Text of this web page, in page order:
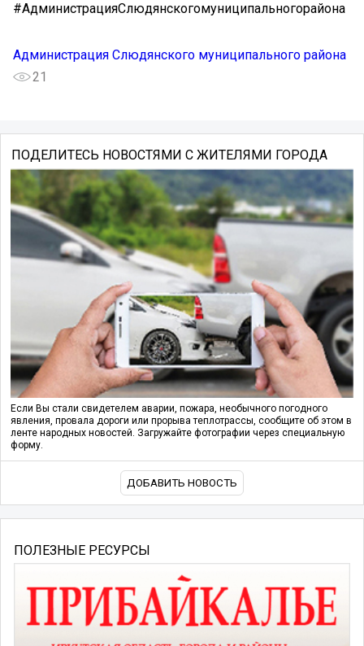
#АдминистрацияСлюдянскогомуниципальногорайона
Администрация Слюдянского муниципального района
21
ПОДЕЛИТЕСЬ НОВОСТЯМИ С ЖИТЕЛЯМИ ГОРОДА
Если Вы стали свидетелем аварии, пожара, необычного погодного
явления, провала дороги или прорыва теплотрассы, сообщите об этом в
ленте народных новостей. Загружайте фотографии через специальную
форму.
ДОБАВИТЬ НОВОСТЬ
ПОЛЕЗНЫЕ РЕСУРСЫ